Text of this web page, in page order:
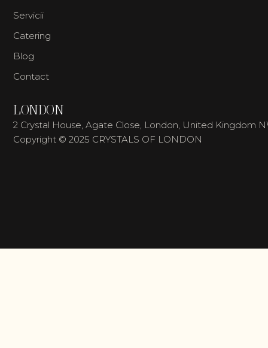
Servicii
Catering
Blog
Contact
LONDON
2 Crystal House, Agate Close, London, United Kingdom
Copyright © 2025 CRYSTALS OF LONDON